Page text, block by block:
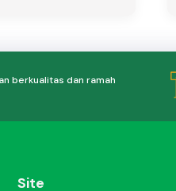
berkualitas dan ramah
Site